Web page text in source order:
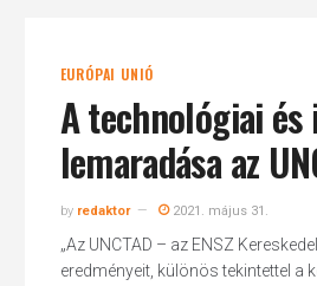
EURÓPAI UNIÓ
A technológiai
lemaradása az
by redaktor 2021. május 31.
„Az UNCTAD – az ENSZ
eredményeit, különös tekintettel a